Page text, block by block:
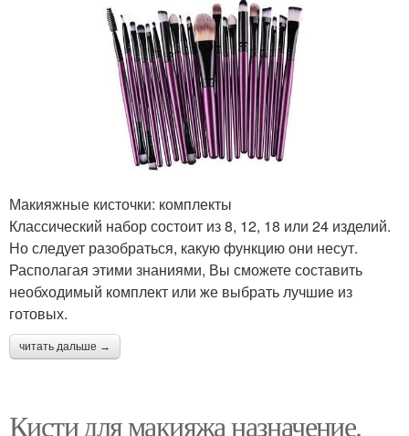
Макияжные кисточки: комплекты
Классический набор состоит из 8, 12, 18 или 24 изделий.
Но следует разобраться, какую функцию они несут.
Располагая этими знаниями, Вы сможете составить
необходимый комплект или же выбрать лучшие из
готовых.
читать дальше →
Кисти для макияжа назначение.